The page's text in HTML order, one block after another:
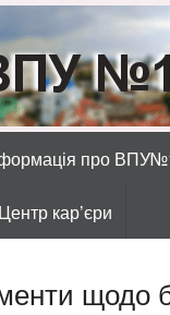
про
Центр кар’єри
щодо